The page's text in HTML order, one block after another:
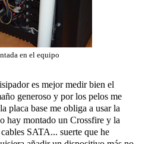
en el equipo
es mejor medir bien el
generoso y por los pelos me
placa base me obliga a usar la
hay montado un Crossfire y la
SATA... suerte que he